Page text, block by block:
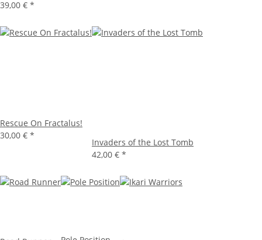
39,00 € *
Rescue On Fractalus!
30,00 € *
Invaders of the Lost Tomb
42,00 € *